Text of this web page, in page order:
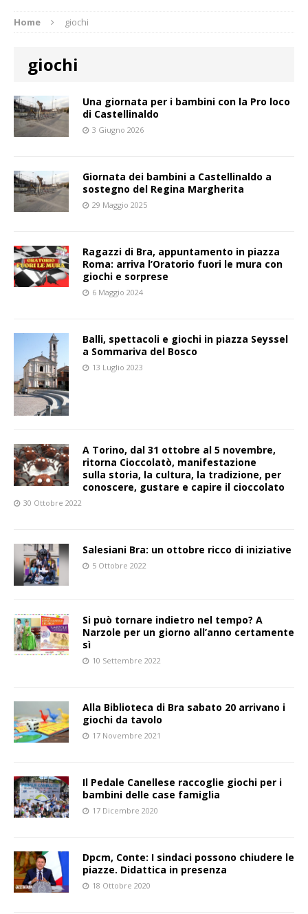
Home giochi
giochi
Una giornata per i bambini con la Pro loco
di Castellinaldo
3 Giugno 2026
Giornata dei bambini a Castellinaldo a
sostegno del Regina Margherita
29 Maggio 2025
Ragazzi di Bra, appuntamento in piazza
Roma: arriva l’Oratorio fuori le mura con
giochi e sorprese
6 Maggio 2024
Balli, spettacoli e giochi in piazza Seyssel
a Sommariva del Bosco
13 Luglio 2023
A Torino, dal 31 ottobre al 5 novembre,
ritorna Cioccolatò, manifestazione
sulla storia, la cultura, la tradizione, per
conoscere, gustare e capire il cioccolato
30 Ottobre 2022
Salesiani Bra: un ottobre ricco di iniziative
5 Ottobre 2022
Si può tornare indietro nel tempo? A
Narzole per un giorno all’anno certamente
sì
10 Settembre 2022
Alla Biblioteca di Bra sabato 20 arrivano i
giochi da tavolo
17 Novembre 2021
Il Pedale Canellese raccoglie giochi per i
bambini delle case famiglia
17 Dicembre 2020
Dpcm, Conte: I sindaci possono chiudere le
piazze. Didattica in presenza
18 Ottobre 2020